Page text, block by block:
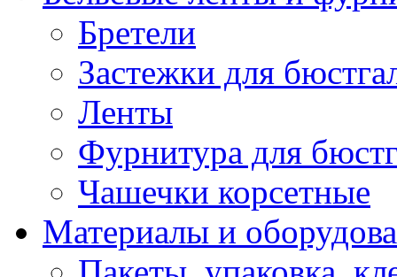
Бретели
Застежки для
Ленты
Фурнитура для
Чашечки корсетные
Материалы и